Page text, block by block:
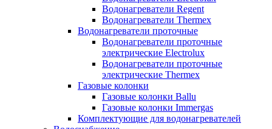
Водонагреватели Regent
Водонагреватели Thermex
Водонагреватели проточные
Водонагреватели проточные
электрические Electrolux
Водонагреватели проточные
электрические Thermex
Газовые колонки
Газовые колонки Ballu
Газовые колонки Immergas
Комплектующие для водонагревателей